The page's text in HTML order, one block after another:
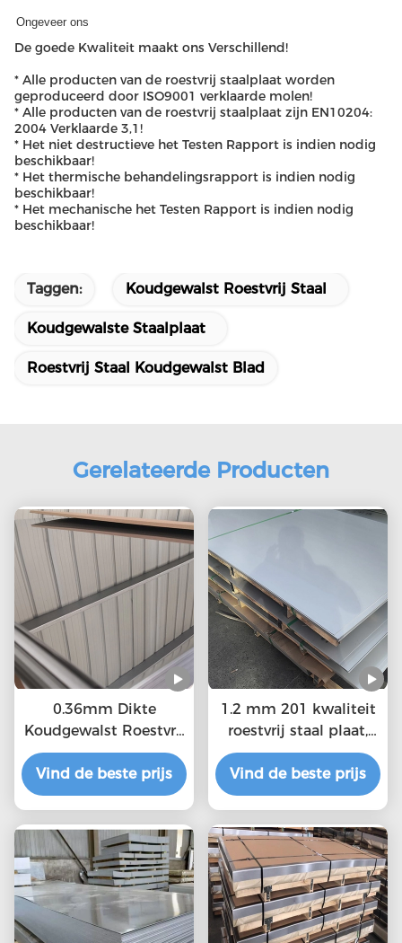
Ongeveer ons
De goede Kwaliteit maakt ons Verschillend!
* Alle producten van de roestvrij staalplaat worden
geproduceerd door ISO9001 verklaarde molen!
* Alle producten van de roestvrij staalplaat zijn EN10204:
2004 Verklaarde 3,1!
* Het niet destructieve het Testen Rapport is indien nodig
beschikbaar!
* Het thermische behandelingsrapport is indien nodig
beschikbaar!
* Het mechanische het Testen Rapport is indien nodig
beschikbaar!
Taggen: Koudgewalst Roestvrij Staal
Koudgewalste Staalplaat
Roestvrij Staal Koudgewalst Blad
Gerelateerde Producten
0.36mm Dikte
Koudgewalst Roestvrij
staalblad MTC, ISO-
Certificatie
Vind de beste prijs
1.2 mm 201 kwaliteit
roestvrij staal plaat,
duurzaam
warmgewalst staal
plaat kopen roestvrij
Vind de beste prijs